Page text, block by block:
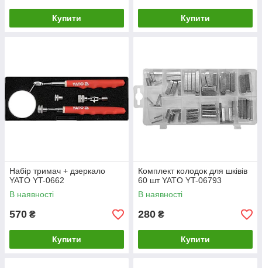
Купити Купити
Набір тримач + дзеркало
YATO YT-0662
В наявності
570 ₴
Купити
Комплект колодок для шківів
60 шт YATO YT-06793
В наявності
280 ₴
Купити